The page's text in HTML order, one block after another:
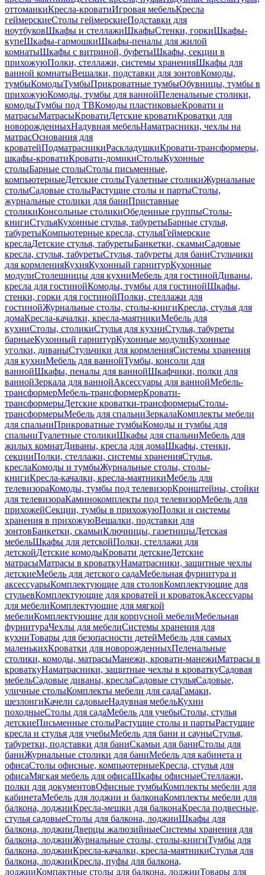
оттоманкиКресла-кроватиИгровая мебельКресла
геймерскиеСтолы геймерскиеПодставки для
ноутбуковШкафы и стеллажиШкафыСтенки, горкиШкафы-
купеШкафы-гармошкиШкафы-пеналы для жилой
комнатыШкафы с витриной, буфетыШкафы, секции в
прихожуюПолки, стеллажи, системы храненияШкафы для
ванной комнатыВешалки, подставки для зонтовКомоды,
тумбыКомодыТумбыПрикроватные тумбыОбувницы, тумбы в
прихожуюКомоды, тумбы для ваннойПеленальные столики,
комодыТумбы под ТВКомоды пластиковыеКровати и
матрасыМатрасыКроватиДетские кроватиКроватки для
новорожденныхНадувная мебельНаматрасники, чехлы на
матрасОснования для
кроватейПодматрасникиРаскладушкиКровати-трансформеры,
шкафы-кроватиКровати-домикиСтолыКухонные
столыБарные столыСтолы письменные,
компьютерныеДетские столыТуалетные столикиЖурнальные
столыСадовые столыРастущие столы и партыСтолы,
журнальные столики для баниПриставные
столикиКонсольные столикиОбеденные группыСтолы-
книгиСтульяКухонные стулья, табуретыБарные стулья,
табуретыКомпьютерные кресла, стульяГеймерские
креслаДетские стулья, табуретыБанкетки, скамьиСадовые
кресла, стулья, табуретыСтулья, табуреты для баниСтульчики
для кормленияКухняКухонный гарнитурКухонные
модулиСтолешницы для кухниМебель для гостинойДиваны,
кресла для гостинойКомоды, тумбы для гостинойШкафы,
стенки, горки для гостинойПолки, стеллажи для
гостинойЖурнальные столы, столы-книгиКресла, стулья для
домаКресла-качалки, кресла-маятникиМебель для
кухниСтолы, столикиСтулья для кухниСтулья, табуреты
барныеКухонный гарнитурКухонные модулиКухонные
уголки, диваныСтульчики для кормленияСистемы хранения
для кухниМебель для ваннойТумбы, консоли для
ваннойШкафы, пеналы для ваннойШкафчики, полки для
ваннойЗеркала для ваннойАксессуары для ваннойМебель-
трансформерМебель-трансформерКровати-
трансформерыДетские кроватки-трансформерыСтолы-
трансформерыМебель для спальниЗеркалаКомплекты мебели
для спальниПрикроватные тумбыКомоды и тумбы для
спальниТуалетные столикиШкафы для спальниМебель для
жилых комнатДиваны, кресла для домаШкафы, стенки,
секцииПолки, стеллажи, системы храненияСтулья,
креслаКомоды и тумбыЖурнальные столы, столы-
книгиКресла-качалки, кресла-маятникиМебель для
телевизораКомоды, тумбы под телевизорКронштейны, стойки
для телевизораКаминокомплекты под телевизорМебель для
прихожейСекции, тумбы в прихожуюПолки и системы
хранения в прихожуюВешалки, подставки для
зонтовБанкетки, скамьиКлючницы, газетницыДетская
мебельШкафы для детскойПолки, стеллажи для
детскойДетские комодыКровати детскиеДетские
матрасыМатрасы в кроваткуНаматрасники, защитные чехлы
детскиеМебель для детского садаМебельная фурнитура и
аксессуарыКомплектующие для столовКомплектующие для
стульевКомплектующие для кроватей и кроватокАксессуары
для мебелиКомплектующие для мягкой
мебелиКомплектующие для корпусной мебелиМебельная
фурнитураЧехлы для мебелиСистемы хранения для
кухниТовары для безопасности детейМебель для самых
маленькихКроватки для новорожденныхПеленальные
столики, комоды, матрасыМанежи, кровати-манежиМатрасы в
кроваткуНаматрасники, защитные чехлы в кроваткуСадовая
мебельСадовые диваны, креслаСадовые стульяСадовые,
уличные столыКомплекты мебели для садаГамаки,
шезлонгиКачели садовыеНадувная мебельКухни
походныеСтолы для садаМебель для учебыСтолы, стулья
детскиеПисьменные столыРастущие столы и партыРастущие
кресла и стулья для учебыМебель для бани и сауныСтулья,
табуретки, подставки для баниСкамьи для баниСтолы для
баниЖурнальные столики для баниМебель для кабинета и
офисаСтолы офисные, компьютерныеКресла, стулья для
офисаМягкая мебель для офисаШкафы офисныеСтеллажи,
полки для документовОфисные тумбыКомплекты мебели для
кабинетаМебель для лоджии и балконаКомплекты мебели для
балкона, лоджииКресла-мешки для балконаКресла подвесные,
стулья садовыеСтолы для балкона, лоджииШкафы для
балкона, лоджииДверцы жалюзийныеСистемы хранения для
балкона, лоджииЖурнальные столы, столы-книгиТумбы для
балкона, лоджииКресла-качалки, кресла-маятникиСтулья для
балкона, лоджииКресла, пуфы для балкона,
лоджииКомпактные столы для балкона, лоджииТовары для